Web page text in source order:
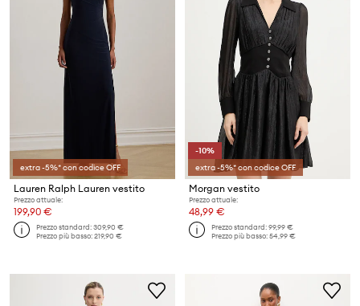
extra -5%* con codice OFF
Lauren Ralph Lauren vestito
Prezzo attuale:
199,90 €
Prezzo standard:309,90 €
Prezzo più basso:219,90 €
-10%
extra -5%* con codice OFF
Morgan vestito
Prezzo attuale:
48,99 €
Prezzo standard:99,99 €
Prezzo più basso:54,99 €